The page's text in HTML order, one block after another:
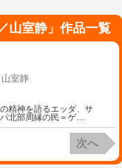
山室静」作品一覧
室静
精神を語るエッダ、サ
北部周縁の民＝ゲ…
次へ